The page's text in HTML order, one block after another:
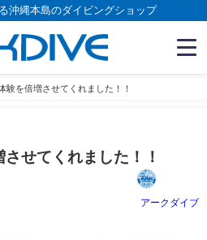
沖縄本島のダイビングショップ
験を倍増させてくれました！！
せてくれました！！
アークダイブ